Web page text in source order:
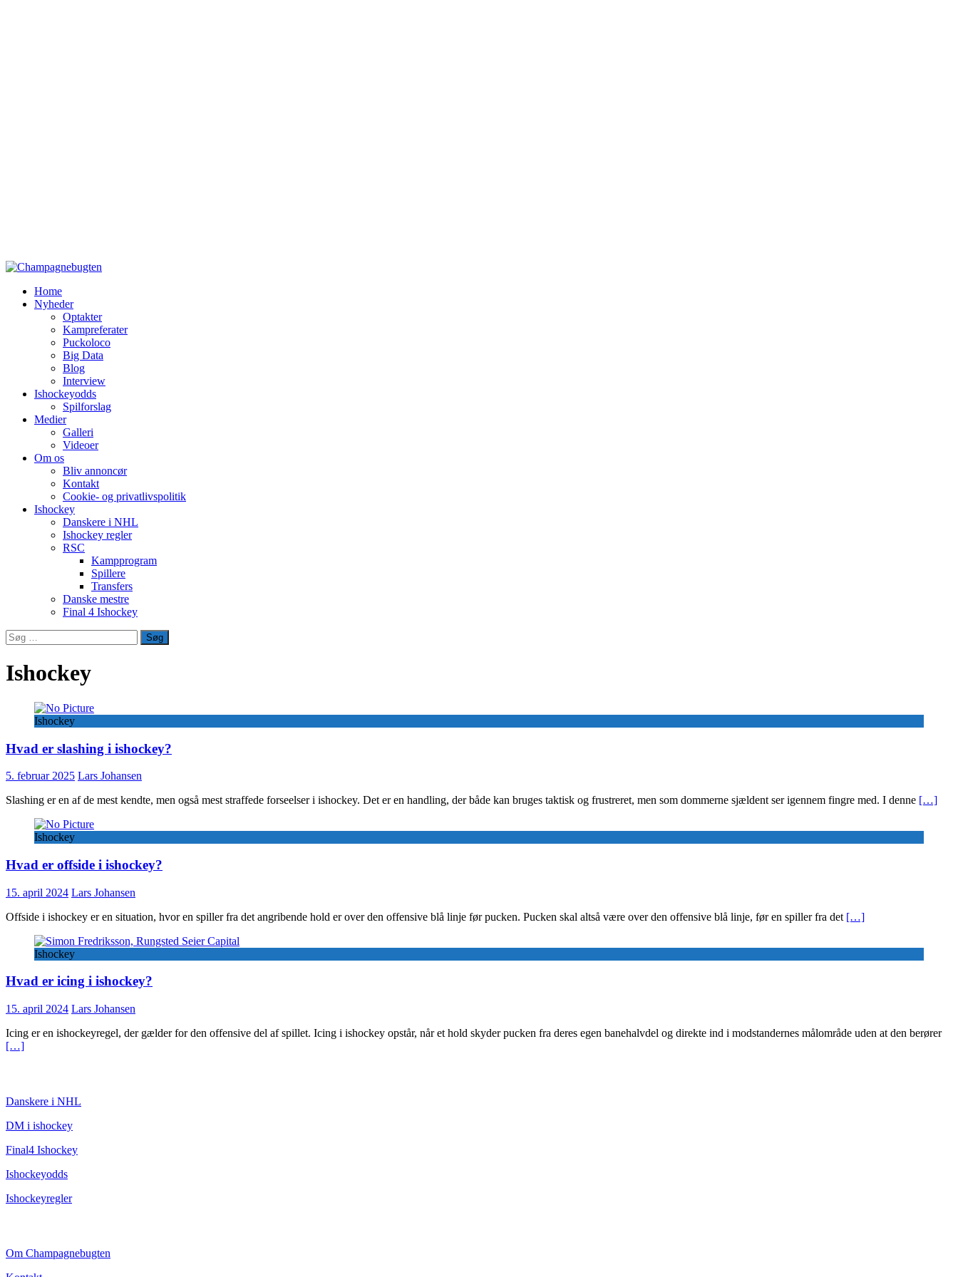
Home
Nyheder
Optakter
Kampreferater
Puckoloco
Big Data
Blog
Interview
Ishockeyodds
Spilforslag
Medier
Galleri
Videoer
Om os
Bliv annoncør
Kontakt
Cookie- og privatlivspolitik
Ishockey
Danskere i NHL
Ishockey regler
RSC
Kampprogram
Spillere
Transfers
Danske mestre
Final 4 Ishockey
Søg
efter:
Ishockey
Ishockey
Hvad er slashing i ishockey?
5. februar 2025 Lars Johansen
Slashing er en af de mest kendte, men også mest straffede forseelser i ishockey. Det er en handling, der både kan bruges taktisk og frustreret, men som dommerne sjældent ser igennem fingre med. I denne […]
Ishockey
Hvad er offside i ishockey?
15. april 2024 Lars Johansen
Offside i ishockey er en situation, hvor en spiller fra det angribende hold er over den offensive blå linje før pucken. Pucken skal altså være over den offensive blå linje, før en spiller fra det […]
Ishockey
Hvad er icing i ishockey?
15. april 2024 Lars Johansen
Icing er en ishockeyregel, der gælder for den offensive del af spillet. Icing i ishockey opstår, når et hold skyder pucken fra deres egen banehalvdel og direkte ind i modstandernes målområde uden at den berører
[…]
Danskere i NHL
DM i ishockey
Final4 Ishockey
Ishockeyodds
Ishockeyregler
Om Champagnebugten